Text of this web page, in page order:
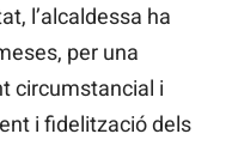
l’alcaldessa ha
per una
circumstancial i
i fidelització dels